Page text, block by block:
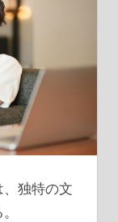
独特の文